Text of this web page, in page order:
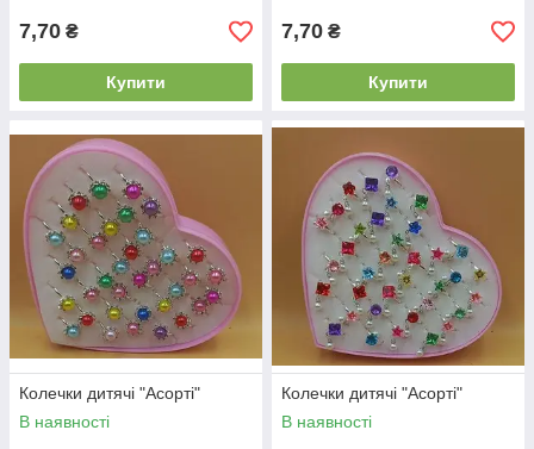
7,70 ₴
Купити
7,70 ₴
Купити
Колечки дитячі "Асорті"
В наявності
Колечки дитячі "Асорті"
В наявності